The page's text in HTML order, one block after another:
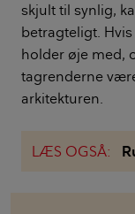
skjult til synlig,
betragteligt.
holder øje med,
tagrenderne
arkitekturen.
LÆS OGSÅ: